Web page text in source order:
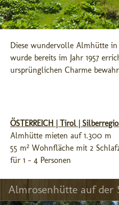
Diese wundervolle Almhütte
wurde bereits im Jahr 1957
ursprünglichen Charme
ÖSTERREICH | Tirol |
Almhütte mieten auf 1.300 m
55 m² Wohnfläche mit 2
für 1 - 4 Personen
Almrosenhütte auf der